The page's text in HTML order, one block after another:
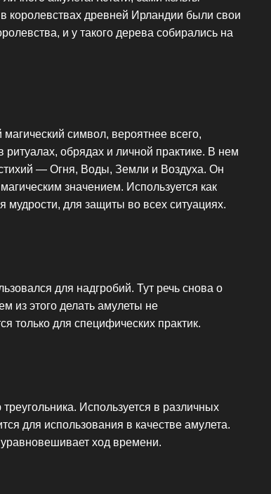
королевствах древней Ирландии были свои
и у такого дерева собирались на
символ, вероятнее всего,
ритуалах, обрядах и личной практике. В нем
— Огня, Воды, Земли и Воздуха. Он
значением. Используется как
мудрости, для защиты во всех ситуациях.
для надгробий. Тут речь снова о
из этого делать амулеты не
только для специфических практик.
Используется в различных
для использования в качестве амулета.
ход времени.